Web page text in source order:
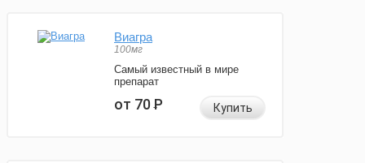
Виагра
100мг
Самый известный в мире
препарат
от 70Р Купить